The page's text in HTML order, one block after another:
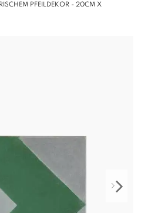
PFEILDEKOR - 20CM X